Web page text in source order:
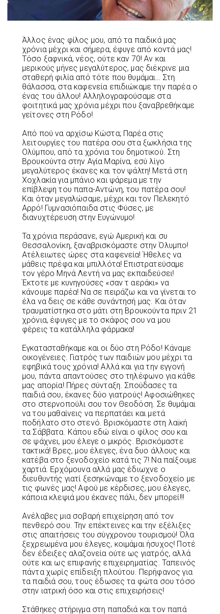
Άλλος ένας φίλος μου, από τα παιδικά μας
χρόνια μέχρι και σήμερα, έφυγε από κοντά μας!
Τόσο ξαφνικά, νέος, ούτε καν 70! Αν και
μερικούς μήνες μεγαλύτερος, μας διέκρινε μια
σταθερή φιλία από τότε που θυμάμαι… Στη
θάλασσα, στα καφενεία επιδιώκαμε την παρέα ο
ένας του άλλου! Αλληλογραφούσαμε στα
φοιτητικά μας χρόνια μέχρι που ξαναβρεθήκαμε
γείτονες στη Ρόδο!
Από πού να αρχίσω Κώστα; Παρέα στις
λειτουργίες του πατέρα σου στα ξωκλήσια της
Ολύμπου, από τα χρόνια του δημοτικού. Στη
Βρουκούντα στην Αγία Μαρίνα, εσύ λίγο
μεγαλύτερος έκανες και τον ψάλτη! Μετά στη
Χοχλακία για μπάνιο και ψάρεμα με την
επίβλεψη του παπα-Αντώνη, του πατέρα σου!
Και όταν μεγαλώσαμε, μέχρι και τον Πελεκητό
Αρρό! Γυμνασιόπαιδα στις Φύσες, με
διανυχτέρευση στην Ευγώνυμο!
Τα χρόνια περάσανε, εγώ Αμερική και συ
Θεσσαλονίκη, ξαναβρισκόμαστε στην Όλυμπο!
Ατέλειωτες ώρες στα καφενεία! Ήθελες να
μάθεις πρέφα και μπιλλότα! Επιστρατεύσαμε
τον γέρο Μηνά Λεντή να μας εκπαιδεύσει!
Έκτοτε με κυνηγούσες «σαν τ αεράκι» να
κάνουμε παρέα! Να σε πειράζω και να γίνεται το
έλα να δεις σε κάθε συνάντησή μας. Και όταν
τραυματίστηκα στο μάτι στη Βρουκούντα πριν 21
χρόνια, έφυγες με το σκάφος σου να μου
φέρεις τα κατάλληλα φάρμακα!
Εγκατασταθήκαμε και οι δύο στη Ρόδο! Κάναμε
οικογένειες. Γιατρός των παιδιών μου μέχρι τα
εφηβικά τους χρόνια! Αλλά και για την εγγονή
μου, πάντα απαντούσες στο τηλέφωνο για κάθε
μας απορία! Πήρες σύνταξη. Σπούδασες τα
παιδιά σου, έκανες δύο γιατρούς! Αφοσιώθηκες
στο στερνοπούλι σου τον Θεοδόση. Σε θυμάμαι
να του μαθαίνεις να περπατάει και μετά
ποδήλατο στο στενό. Βρισκόμαστε στη λαϊκή
τα Σάββατα. Κάπου εδώ είναι ο φίλος σου και
σε ψάχνει, μου έλεγε ο μικρός. Βρισκόμαστε
τακτικά! Βρες, μου έλεγες, ένα δυο άλλους και
κατέβα στο ξενοδοχείο κατά τις 7! Να παίξουμε
χαρτιά. Ερχόμουνα αλλά μας έδιωχνε ο
διευθυντής γιατί ξεσηκώναμε το ξενοδοχείο με
τις φωνές μας! Αφού με κέρδισες, μου έλεγες,
κάποια κλεψιά μου έκανες πάλι, δεν μπορεί!!!
Ανέλαβες μια σοβαρή επιχείρηση από τον
πενθερό σου. Την επέκτεινες και την εξέλιξες
στις απαιτήσεις του σύγχρονου τουρισμού! Όλα
ξεχρεωμένα μου έλεγες, κοιμάμαι ήσυχος! Ποτέ
δεν έδειξες αλαζονεία ούτε ως γιατρός, αλλά
ούτε και ως επιφανής επιχειρηματίας. Ταπεινός
πάντα χωρίς επίδειξη πλούτου. Περήφανος για
τα παιδιά σου, τους έδωσες τα φώτα σου τόσο
στην ιατρική όσο και στις επιχειρήσεις!
Στάθηκες στήριγμα στη παπαδιά και τον παπά